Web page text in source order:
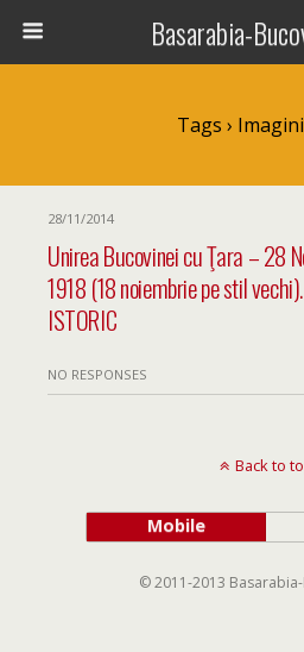
Basarabia-
Tags ›
28/11/2014
Unirea Bucovinei cu Ţara – 28
1918 (18 noiembrie pe stil
ISTORIC
NO RESPONSES
Back to
Mobile
© 2011-2013